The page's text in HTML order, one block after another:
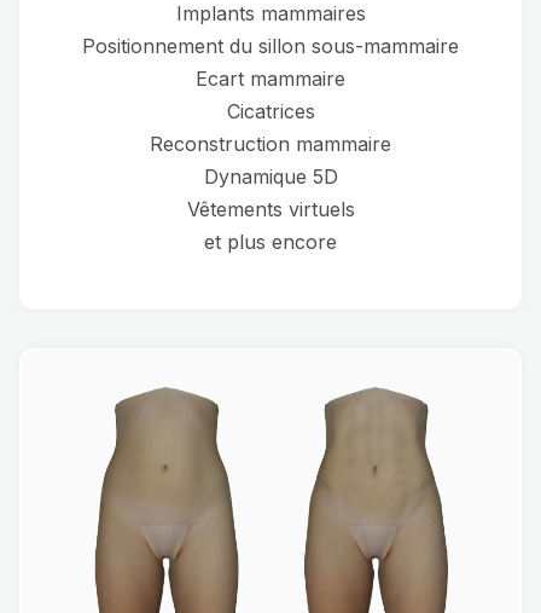
Implants mammaires
Positionnement du sillon sous-mammaire
Ecart mammaire
Cicatrices
Reconstruction mammaire
Dynamique 5D
Vêtements virtuels
et plus encore